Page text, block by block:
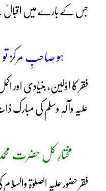
جس کے بارے میں اقبالؒ
ہو صاحبِ مرکز
فقر کا اوّلین، بنیادی اور
علیہ وآلہٖ وسلم کی مبارک
مختارِ کل حضرت
فقر حضور علیہ الصلوٰۃ